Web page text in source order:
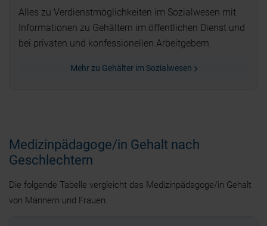
Alles zu Verdienstmöglichkeiten im Sozialwesen mit
Informationen zu Gehältern im öffentlichen Dienst und
bei privaten und konfessionellen Arbeitgebern.
Mehr zu Gehälter im Sozialwesen
Medizinpädagoge/in Gehalt nach
Geschlechtern
Die folgende Tabelle vergleicht das Medizinpädagoge/in Gehalt
von Männern und Frauen.